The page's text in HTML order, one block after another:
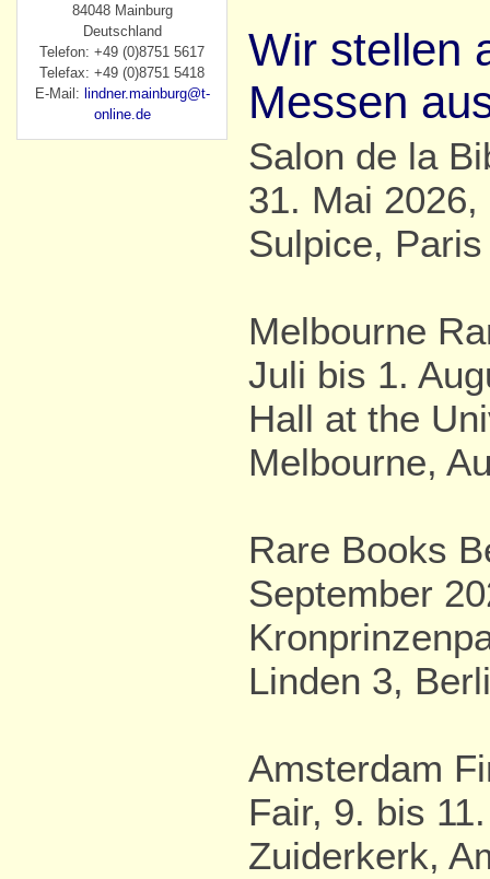
84048 Mainburg
Deutschland
Telefon: +49 (0)8751 5617
Telefax: +49 (0)8751 5418
E-Mail: lindner.mainburg@t-
online.de
Wir stellen
Messen
Salon de la
31. Mai
Sulpice, Paris
Melbourne
Juli bis 1.
Hall at the
Melbourne,
Rare Books
September
Linden 3,
Amsterdam
Fair, 9. bis
Zuiderkerk,